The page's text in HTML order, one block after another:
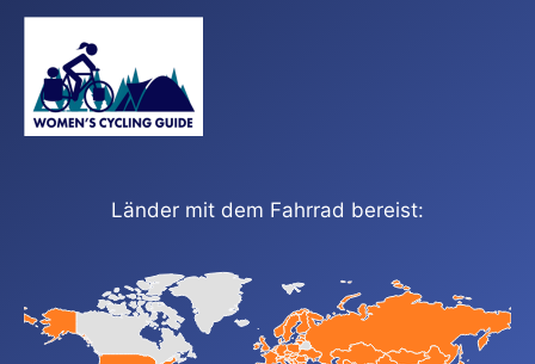
Länder mit dem Fahrrad bereist: